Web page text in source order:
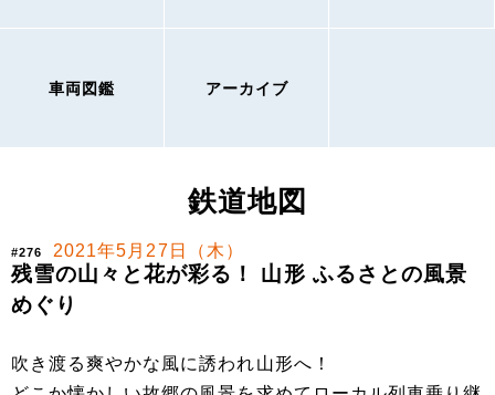
車両図鑑 アーカイブ
鉄道地図
#276 2021年5月27日（木）
残雪の山々と花が彩る！ 山形 ふるさとの風景
めぐり
吹き渡る爽やかな風に誘われ山形へ！